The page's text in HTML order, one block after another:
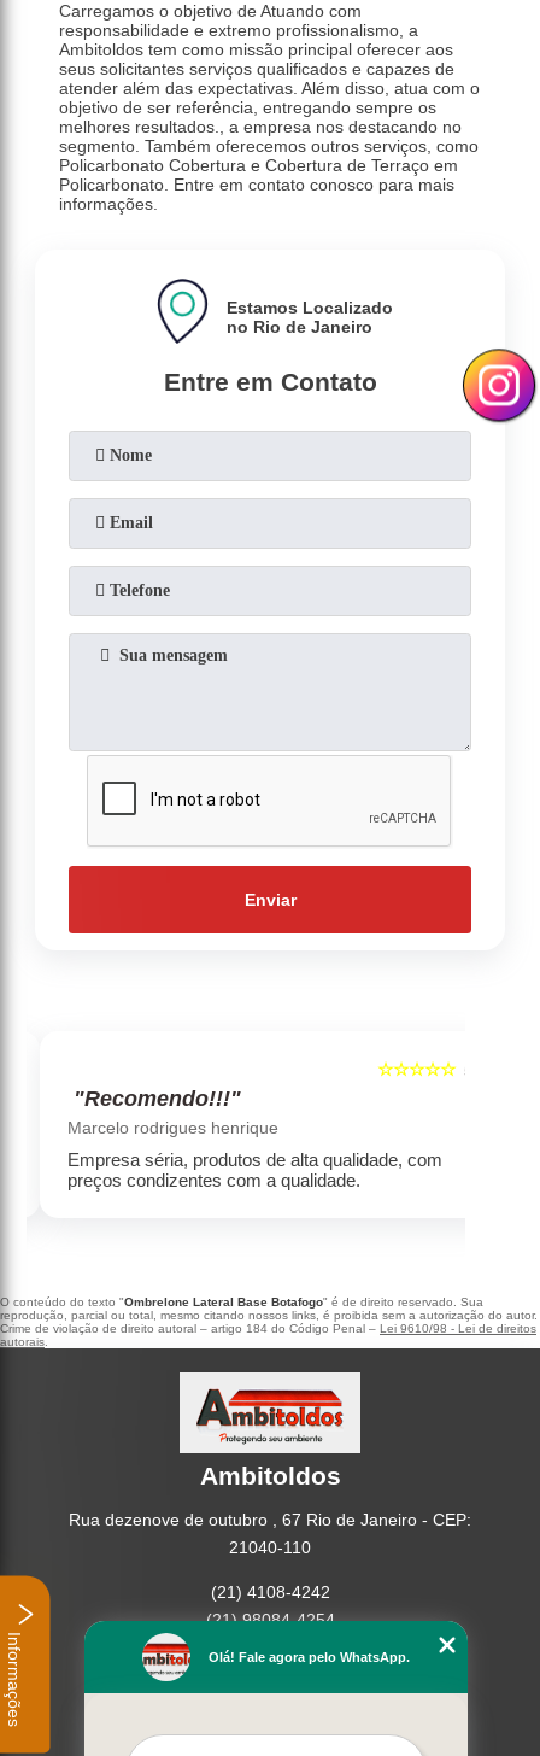
Carregamos o objetivo de Atuando com
responsabilidade e extremo profissionalismo, a
Ambitoldos tem como missão principal oferecer aos
seus solicitantes serviços qualificados e capazes de
atender além das expectativas. Além disso, atua com o
objetivo de ser referência, entregando sempre os
melhores resultados., a empresa nos destacando no
segmento. Também oferecemos outros serviços, como
Policarbonato Cobertura e Cobertura de Terraço em
Policarbonato. Entre em contato conosco para mais
informações.
Entre em Contato
Estamos Localizado
no Rio de Janeiro
Enviar
5
☆☆☆☆☆
"Recomendo!!!"
Marcelo rodrigues henrique
Empresa séria, produtos de alta qualidade, com
preços condizentes com a qualidade.
O conteúdo do texto "Ombrelone Lateral Base Botafogo" é de direito reservado. Sua
reprodução, parcial ou total, mesmo citando nossos links, é proibida sem a autorização do autor.
Crime de violação de direito autoral – artigo 184 do Código Penal – Lei 9610/98 - Lei de direitos
autorais
Ambitoldos
Rua dezenove de outubro , 67 Rio de Janeiro - CEP:
21040-110
(21) 4108-4242
(21) 98084-4254
Home
Empresa
Olá! Fale agora pelo WhatsApp.
Informações